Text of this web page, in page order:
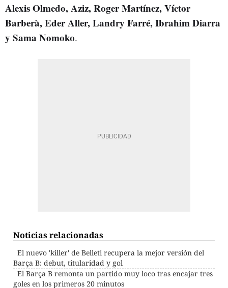
Alexis Olmedo, Aziz, Roger Martínez, Víctor
Barberà, Eder Aller, Landry Farré, Ibrahim Diarra
y Sama Nomoko.
Noticias relacionadas
El nuevo 'killer' de Belleti recupera la mejor versión del
Barça B: debut, titularidad y gol
El Barça B remonta un partido muy loco tras encajar tres
goles en los primeros 20 minutos